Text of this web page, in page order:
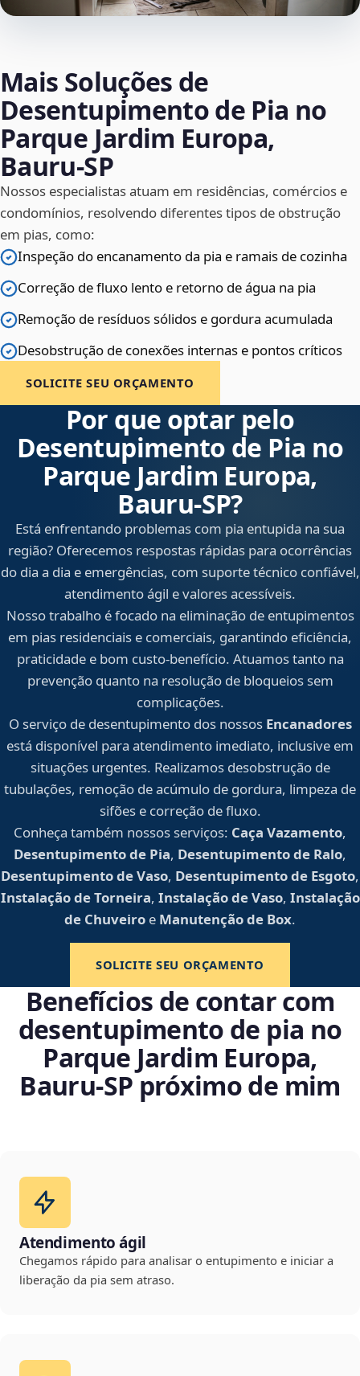
Mais Soluções de
Desentupimento de Pia no
Parque Jardim Europa,
Bauru‑SP
Nossos especialistas atuam em residências, comércios e
condomínios, resolvendo diferentes tipos de obstrução
em pias, como:
Inspeção do encanamento da pia e ramais de cozinha
Correção de fluxo lento e retorno de água na pia
Remoção de resíduos sólidos e gordura acumulada
Desobstrução de conexões internas e pontos críticos
SOLICITE SEU ORÇAMENTO
Por que optar pelo
Desentupimento de Pia no
Parque Jardim Europa,
Bauru‑SP?
Está enfrentando problemas com pia entupida na sua
região? Oferecemos respostas rápidas para ocorrências
do dia a dia e emergências, com suporte técnico confiável,
atendimento ágil e valores acessíveis.
Nosso trabalho é focado na eliminação de entupimentos
em pias residenciais e comerciais, garantindo eficiência,
praticidade e bom custo-benefício. Atuamos tanto na
prevenção quanto na resolução de bloqueios sem
complicações.
O serviço de desentupimento dos nossos Encanadores
está disponível para atendimento imediato, inclusive em
situações urgentes. Realizamos desobstrução de
tubulações, remoção de acúmulo de gordura, limpeza de
sifões e correção de fluxo.
Conheça também nossos serviços: Caça Vazamento,
Desentupimento de Pia, Desentupimento de Ralo,
Desentupimento de Vaso, Desentupimento de Esgoto,
Instalação de Torneira, Instalação de Vaso, Instalação
de Chuveiro e Manutenção de Box.
SOLICITE SEU ORÇAMENTO
Benefícios de contar com
desentupimento de pia no
Parque Jardim Europa,
Bauru‑SP próximo de mim
Atendimento ágil
Chegamos rápido para analisar o entupimento e iniciar a
liberação da pia sem atraso.